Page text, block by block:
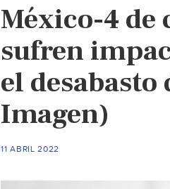
México-4 de
sufren
el
Imagen)
11 ABRIL 2022